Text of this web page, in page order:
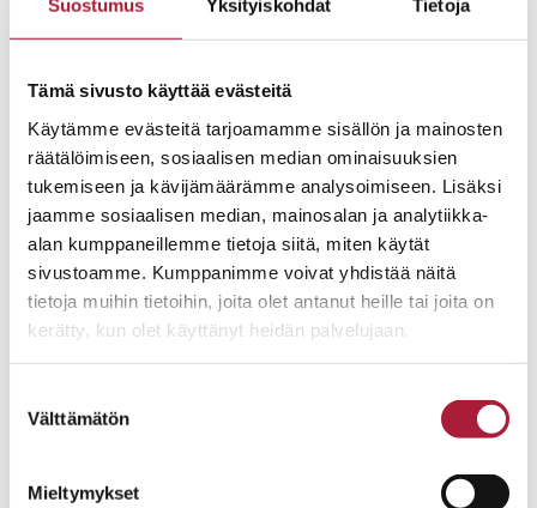
Suostumus Yksityiskohdat Tietoja
Tämä sivusto käyttää evästeitä
Käytämme evästeitä tarjoamamme sisällön ja mainosten
räätälöimiseen, sosiaalisen median ominaisuuksien
tukemiseen ja kävijämäärämme analysoimiseen. Lisäksi
jaamme sosiaalisen median, mainosalan ja analytiikka-
alan kumppaneillemme tietoja siitä, miten käytät
sivustoamme. Kumppanimme voivat yhdistää näitä
tietoja muihin tietoihin, joita olet antanut heille tai joita on
kerätty, kun olet käyttänyt heidän palvelujaan.
valinta
Välttämätön
Mieltymykset
VAPAA
Katso pohjakuva
A3
3h+k+s
75
122 349
245 500